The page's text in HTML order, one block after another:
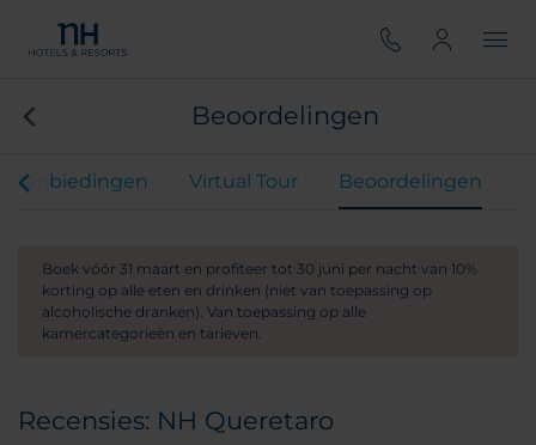
Beoordelingen
Aanbiedingen Virtual Tour Beoordelingen
Boek vóór 31 maart en profiteer tot 30 juni per nacht van 10%
korting op alle eten en drinken (niet van toepassing op
alcoholische dranken). Van toepassing op alle
kamercategorieën en tarieven.
Recensies: NH Queretaro